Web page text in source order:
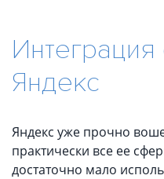
Яндекс
Яндекс уже прочно
практически все ее
достаточно мало